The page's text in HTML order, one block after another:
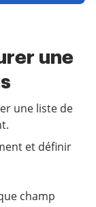
une
une liste de
et définir
champ